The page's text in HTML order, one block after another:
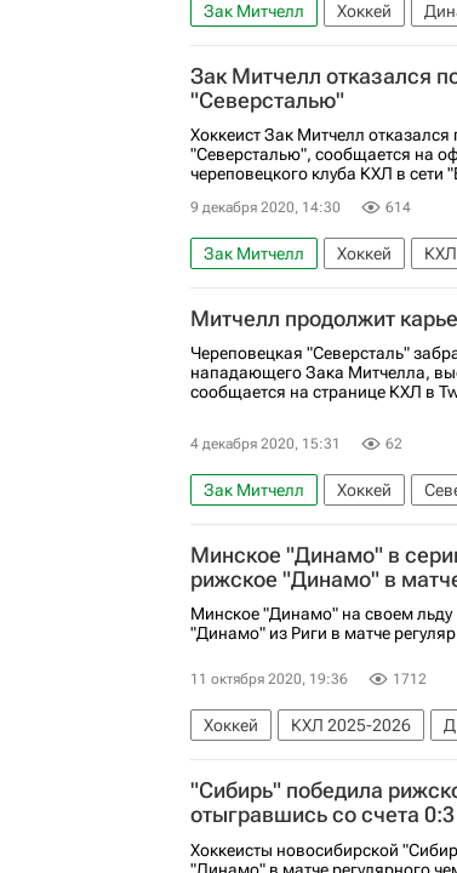
Зак Митчелл Хоккей
Зак Митчелл отказался
"Северсталью"
Хоккеист Зак Митчелл отказался
"Северсталью", сообщается на
череповецкого клуба КХЛ в сети
9 декабря 2020, 14:30 614
Зак Митчелл Хоккей
Митчелл продолжит
Череповецкая "Северсталь"
нападающего Зака Митчелла,
сообщается на странице КХЛ в
4 декабря 2020, 15:31 62
Зак Митчелл Хоккей
Минское "Динамо" в
рижское "Динамо" в
Минское "Динамо" на своем льду
"Динамо" из Риги в матче
11 октября 2020, 19:36 1712
Хоккей КХЛ 2025-2026
"Сибирь" победила
отыгравшись со счета 0:3
Хоккеисты новосибирской
"Динамо" в матче регулярного